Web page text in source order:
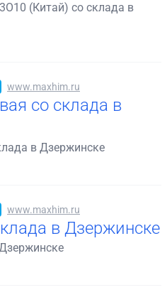
(Китай) со склада в
www.maxhim.ru
со склада в
в Дзержинске
www.maxhim.ru
в Дзержинске